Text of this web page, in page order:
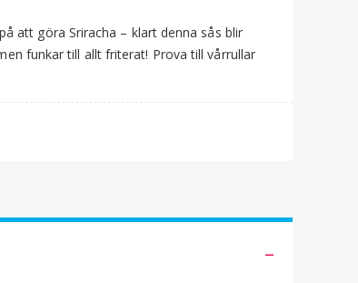
att göra Sriracha – klart denna sås blir
funkar till allt friterat! Prova till vårrullar